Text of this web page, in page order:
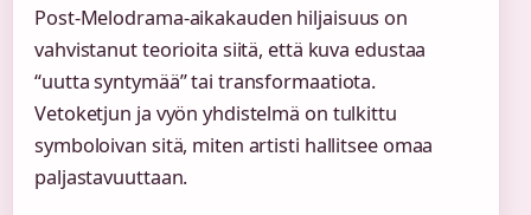
Post-Melodrama-aikakauden hiljaisuus on
vahvistanut teorioita siitä, että kuva edustaa
“uutta syntymää” tai transformaatiota.
Vetoketjun ja vyön yhdistelmä on tulkittu
symboloivan sitä, miten artisti hallitsee omaa
paljastavuuttaan.